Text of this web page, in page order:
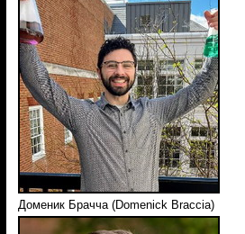
Доменик Брачча (Domenick Braccia)